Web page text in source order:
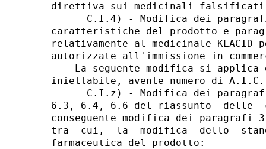
direttiva sui medicinali
C.I.4) - Modifica dei
caratteristiche del prodotto e
relativamente al medicinale
autorizzate all'immissione in
La seguente modifica si applica
iniettabile, avente numero di A.I.C.
C.I.z) - Modifica dei
6.3, 6.4, 6.6 del riassunto  delle
conseguente modifica dei
tra  cui,  la  modifica  dello
farmaceutica del prodotto: